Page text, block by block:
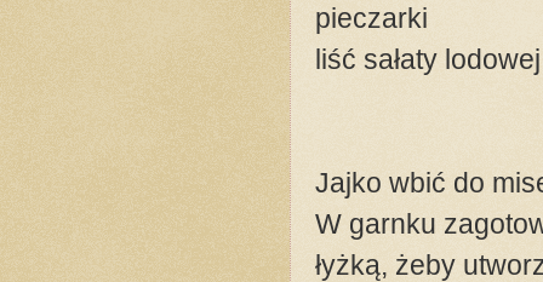
pieczarki
liść sałaty lodowej
Jajko wbić do
W garnku
łyżką, żeby